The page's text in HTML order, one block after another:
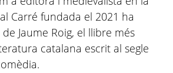
Carré fundada el 2021 ha
Jaume Roig, el llibre més
catalana escrit al segle